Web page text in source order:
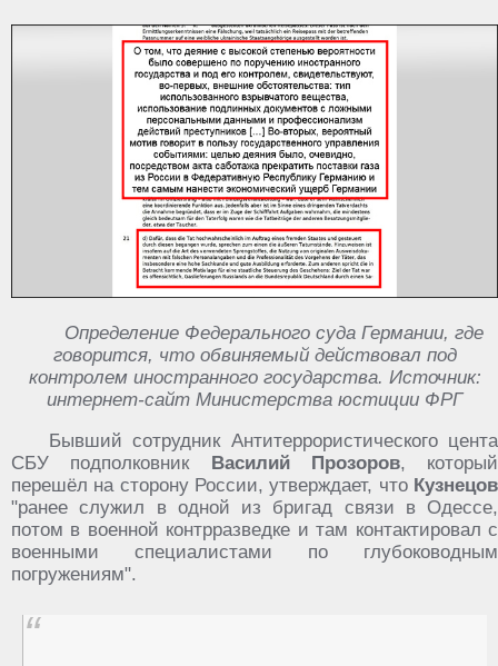
Определение Федерального суда Германии, где
говорится, что обвиняемый действовал под
контролем иностранного государства. Источник:
интернет-сайт Министерства юстиции ФРГ
Бывший сотрудник Антитеррористического цента
СБУ подполковник
Василий Прозоров, который
перешёл на сторону России, утверждает, что Кузнецов
"ранее служил в одной из бригад связи в Одессе,
потом в военной контрразведке и там контактировал с
военными специалистами по глубоководным
погружениям".